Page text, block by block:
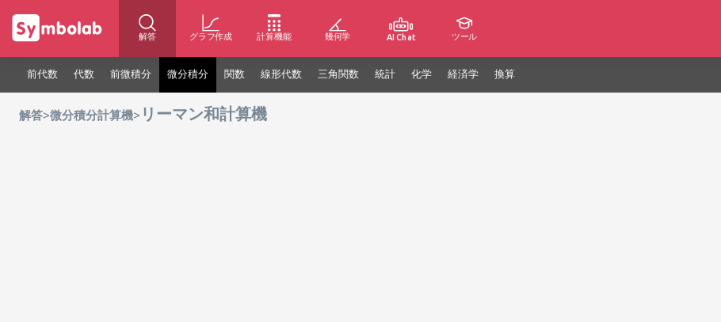
解答 グラフ作成 計算機能 幾何学 AI Chat ツール
前代数 代数 前微積分 微分積分 関数 線形代数 三角関数 統計 化学 経済学 換算
解答>微分積分計算機> リーマン和計算機